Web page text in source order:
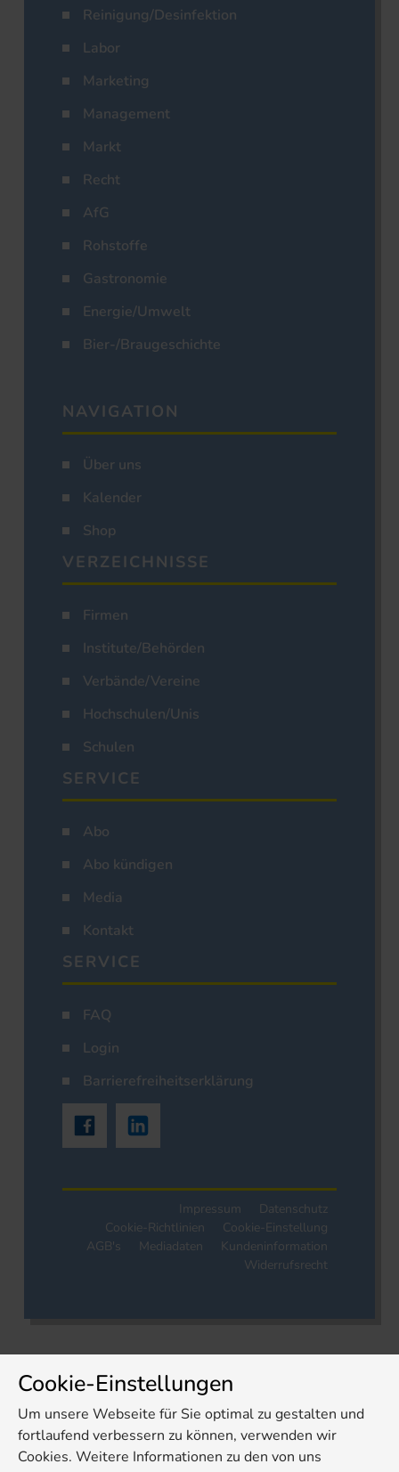
Reinigung/Desinfektion
Labor
Marketing
Management
Markt
Recht
AfG
Rohstoffe
Gastronomie
Energie/Umwelt
Bier-/Braugeschichte
NAVIGATION
Über uns
Kalender
Shop
VERZEICHNISSE
Firmen
Institute/Behörden
Verbände/Vereine
Hochschulen/Unis
Schulen
SERVICE
Abo
Abo kündigen
Media
Kontakt
SERVICE
FAQ
Login
Barrierefreiheitserklärung
Impressum
Datenschutz
Cookie-Richtlinien
Cookie-Einstellung
AGB's
Mediadaten
Kundeninformation
Widerrufsrecht
Cookie-Einstellungen
Um unsere Webseite für Sie optimal zu gestalten und
fortlaufend verbessern zu können, verwenden wir
Cookies. Weitere Informationen zu den von uns